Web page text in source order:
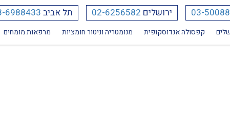
תל אביב6988433 ירושלים 02-6256582 03-
קפסולה אנדוסקופית מנומטריה וניטור חומציות מרפאות מומחיםכלי דם – בסט מדיקל